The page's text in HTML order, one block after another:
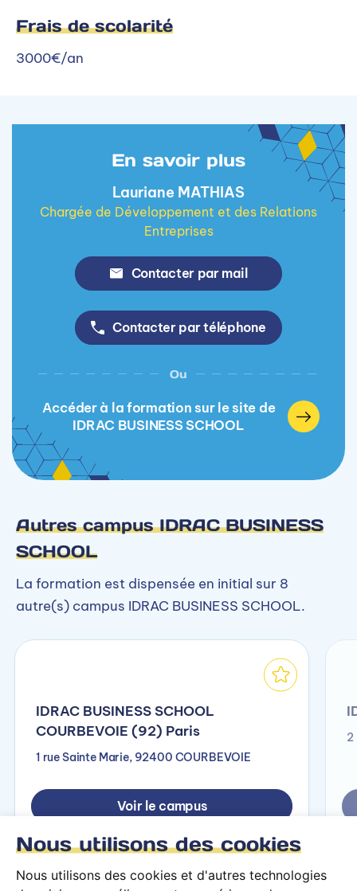
Nous utilisons des cookies
Nous utilisons des cookies et d'autres technologies
Frais de scolarité
3000€/an
En savoir plus
Lauriane MATHIAS
Chargée de Développement et des Relations
Entreprises
Contacter par mail
Contacter par téléphone
Ou
Accéder à la formation sur le site de
IDRAC BUSINESS SCHOOL
Autres campus IDRAC BUSINESS
SCHOOL
La formation est dispensée en initial sur 8
autre(s) campus IDRAC BUSINESS SCHOOL.
IDRAC BUSINESS SCHOOL
COURBEVOIE (92) Paris
1 rue Sainte Marie, 92400 COURBEVOIE
Voir le campus
2